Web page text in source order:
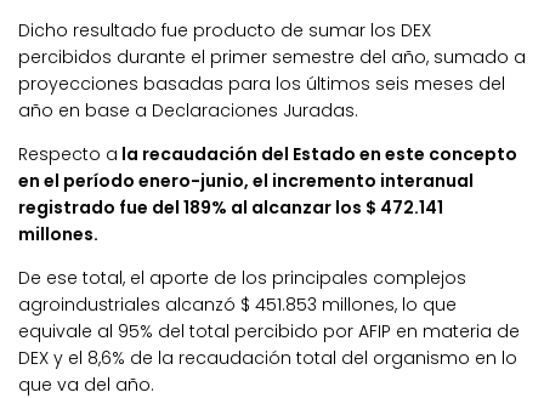
Dicho resultado fue producto de sumar los DEX
percibidos durante el primer semestre del año, sumado a
proyecciones basadas para los últimos seis meses del
año en base a Declaraciones Juradas.
Respecto a la recaudación del Estado en este concepto
en el período enero-junio, el incremento interanual
registrado fue del 189% al alcanzar los $ 472.141
millones.
De ese total, el aporte de los principales complejos
agroindustriales alcanzó $ 451.853 millones, lo que
equivale al 95% del total percibido por AFIP en materia de
DEX y el 8,6% de la recaudación total del organismo en lo
que va del año.